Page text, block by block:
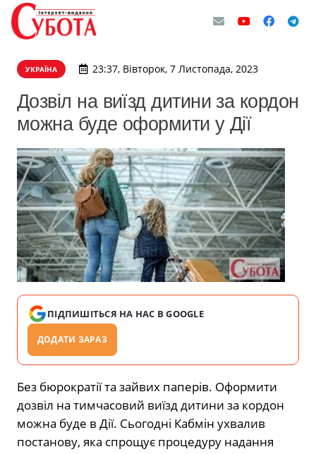
УКРАЇНА 23:37, Вівторок, 7 Листопада, 2023
Дозвіл на виїзд дитини за кордон
можна буде оформити у Дії
ПІДПИШІТЬСЯ НА НАС В GOOGLE
ДОДАТИ ЗАРАЗ
Без бюрократії та зайвих паперів. Оформити
дозвіл на тимчасовий виїзд дитини за кордон
можна буде в Дії. Сьогодні Кабмін ухвалив
постанову, яка спрощує процедуру надання